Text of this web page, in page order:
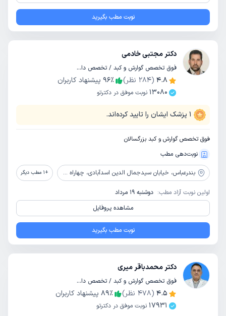
نوبت مطب بگیرید
دکتر مجتبی خادمی
فوق تخصص گوارش و کبد / تخصص داخلی
4.8
(
284 نظر) 96٪
پیشنهاد کاربران
13080 نوبت موفق در دکترتو
1 پزشک ایشان را تایید کرده‌اند.
فوق تخصص گوارش و کبد بزرگسالان
نوبت‌دهی مطب
بندرعباس، خیابان سیدجمال الدین اسدآبادی، چهاراه مرادی، کوچه بانک پارسیان، ساختمان نگین، طبقه 5 +
1 مطب دیگر
اولین نوبت آزاد مطب: دوشنبه 19 مرداد
مشاهده پروفایل
نوبت مطب بگیرید
دکتر محمدباقر میری
فوق تخصص گوارش و کبد / تخصص داخلی
4.5
(
478 نظر) 89٪
پیشنهاد کاربران
17931 نوبت موفق در دکترتو